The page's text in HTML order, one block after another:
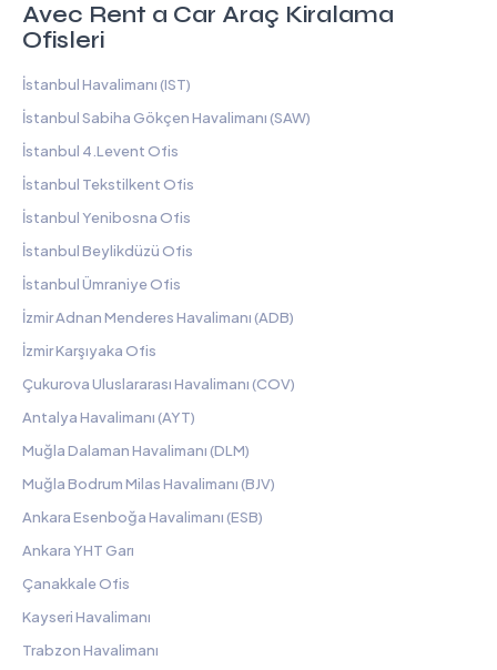
Avec Rent a Car Araç Kiralama
Ofisleri
İstanbul Havalimanı (IST)
İstanbul Sabiha Gökçen Havalimanı (SAW)
İstanbul 4.Levent Ofis
İstanbul Tekstilkent Ofis
İstanbul Yenibosna Ofis
İstanbul Beylikdüzü Ofis
İstanbul Ümraniye Ofis
İzmir Adnan Menderes Havalimanı (ADB)
İzmir Karşıyaka Ofis
Çukurova Uluslararası Havalimanı (COV)
Antalya Havalimanı (AYT)
Muğla Dalaman Havalimanı (DLM)
Muğla Bodrum Milas Havalimanı (BJV)
Ankara Esenboğa Havalimanı (ESB)
Ankara YHT Garı
Çanakkale Ofis
Kayseri Havalimanı
Trabzon Havalimanı